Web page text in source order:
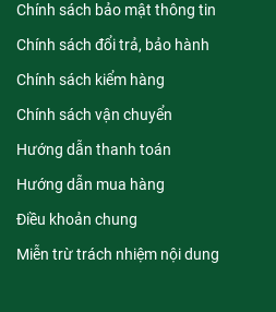
Chính sách bảo mật thông tin
Chính sách đổi trả, bảo hành
Chính sách kiểm hàng
Chính sách vận chuyển
Hướng dẫn thanh toán
Hướng dẫn mua hàng
Điều khoản chung
Miễn trừ trách nhiệm nội dung